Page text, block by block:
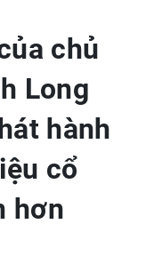
chủ
Long
hành
cổ
hơn